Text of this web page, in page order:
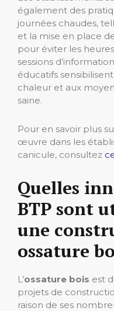
également des
journées chaudes,
et la mise en place
pour éviter les
sessions
éducatifs
chaleur et aux
saine.
Pour en savoir plus
œuvre dans les
canicule, consultez
Quelles
BTP sont
une
ossature
L’ossature bois est
projets de
raison de ses